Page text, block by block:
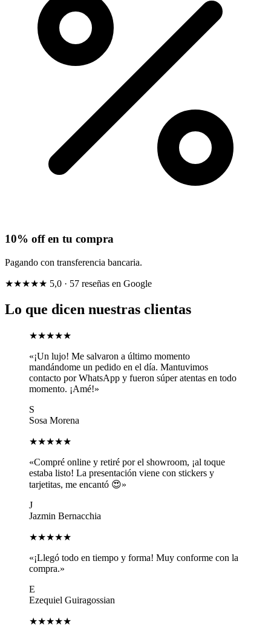
10% off en tu compra
Pagando con transferencia bancaria.
★★★★★ 5,0 · 57 reseñas en Google
Lo que dicen nuestras clientas
★★★★★
«¡Un lujo! Me salvaron a último momento
mandándome un pedido en el día. Mantuvimos
contacto por WhatsApp y fueron súper atentas en todo
momento. ¡Amé!»
S
Sosa Morena
★★★★★
«Compré online y retiré por el showroom, ¡al toque
estaba listo! La presentación viene con stickers y
tarjetitas, me encantó 😍»
J
Jazmin Bernacchia
★★★★★
«¡Llegó todo en tiempo y forma! Muy conforme con la
compra.»
E
Ezequiel Guiragossian
★★★★★